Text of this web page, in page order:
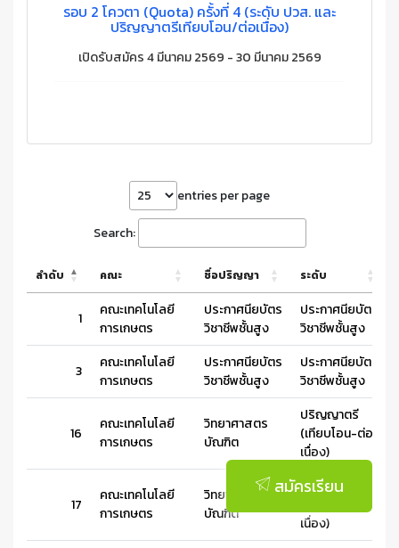
รอบ 2 โควตา (Quota) ครั้งที่ 4 (ระดับ ปวส. และ
ปริญญาตรีเทียบโอน/ต่อเนื่อง)
เปิดรับสมัคร 4 มีนาคม 2569 - 30 มีนาคม 2569
entries per page
Search:
ลำดับ คณะ ชื่อปริญญา ระดับ
1
คณะเทคโนโลยี
การเกษตร
ประกาศนียบัตร
วิชาชีพชั้นสูง
ประกาศนียบัตร
วิชาชีพชั้นสูง
3
คณะเทคโนโลยี
การเกษตร
ประกาศนียบัตร
วิชาชีพชั้นสูง
ประกาศนียบัตร
วิชาชีพชั้นสูง
16
คณะเทคโนโลยี
การเกษตร
วิทยาศาสตร
บัณฑิต
ปริญญาตรี
(เทียบโอน-ต่อ
เนื่อง)
17
คณะเทคโนโลยี
การเกษตร
วิทยาศาสตร
บัณฑิต
ปริญญาตรี
(เทียบโอน-ต่อ
เนื่อง)
สมัครเรียน